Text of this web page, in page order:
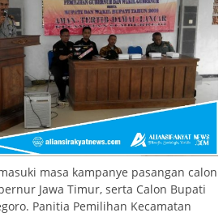
masa kampanye pasangan calon
Jawa Timur, serta Calon Bupati
Panitia Pemilihan Kecamatan